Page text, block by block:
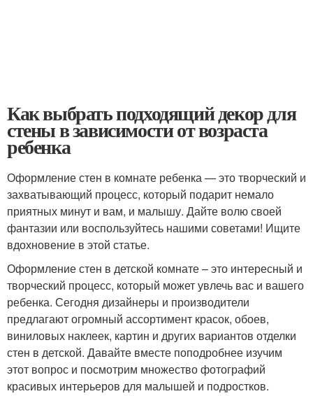
Как выбрать подходящий декор для
стены в зависимости от возраста
ребенка
Оформление стен в комнате ребенка — это творческий и
захватывающий процесс, который подарит немало
приятных минут и вам, и малышу. Дайте волю своей
фантазии или воспользуйтесь нашими советами! Ищите
вдохновение в этой статье.
Оформление стен в детской комнате – это интересный и
творческий процесс, который может увлечь вас и вашего
ребенка. Сегодня дизайнеры и производители
предлагают огромный ассортимент красок, обоев,
виниловых наклеек, картин и других вариантов отделки
стен в детской. Давайте вместе поподробнее изучим
этот вопрос и посмотрим множество фотографий
красивых интерьеров для малышей и подростков.